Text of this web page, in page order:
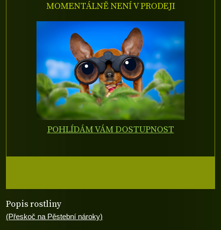
Popis rostliny
(Přeskoč na Pěstební nároky)
MOMENTÁLNĚ NENÍ V PRODEJI
POHLÍDÁM VÁM DOSTUPNOST